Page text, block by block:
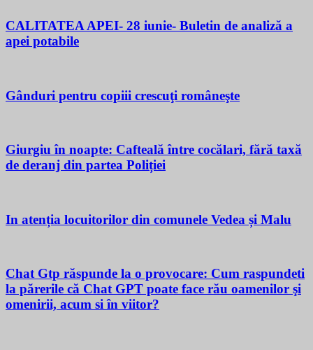
CALITATEA APEI- 28 iunie- Buletin de analiză a
apei potabile
Gânduri pentru copiii crescuţi româneşte
Giurgiu în noapte: Cafteală între cocălari, fără taxă
de deranj din partea Poliției
In atenția locuitorilor din comunele Vedea și Malu
Chat Gtp răspunde la o provocare: Cum raspundeti
la părerile că Chat GPT poate face rău oamenilor şi
omenirii, acum si în viitor?